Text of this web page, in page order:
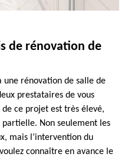
de rénovation de
une rénovation de salle de
prestataires de vous
ce projet est très élevé,
partielle. Non seulement les
mais l’intervention du
connaître en avance le